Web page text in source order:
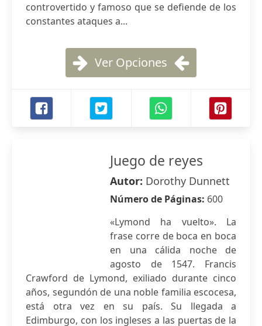
controvertido y famoso que se defiende de los
constantes ataques a...
Ver Opciones
Juego de reyes
Autor: Dorothy Dunnett
Número de Páginas: 600
«Lymond ha vuelto». La
frase corre de boca en boca
en una cálida noche de
agosto de 1547. Francis
Crawford de Lymond, exiliado durante cinco
años, segundón de una noble familia escocesa,
está otra vez en su país. Su llegada a
Edimburgo, con los ingleses a las puertas de la